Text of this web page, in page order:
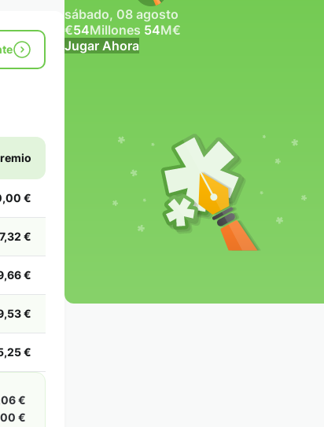
€
€
€
€
€
€
€
sábado, 08 agosto
€54Millones 54M€
Jugar Ahora
2025 2023
2021
2018 2017 2016
2013 2012 2011 2010
2009
2006 2005 2004
2002
2001 2000 1999 1998
1994 1993 1992
1991
1986 1985